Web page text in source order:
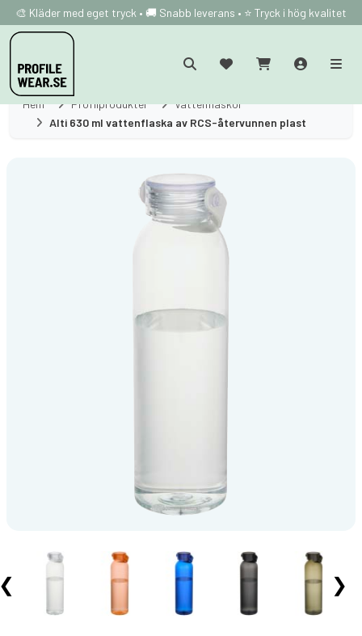
🎨 Kläder med eget tryck • 🚚 Snabb leverans • ⭐ Tryck i hög kvalitet
Hem Profilprodukter
Vattenflaskor
Alti 630 ml vattenflaska av RCS-återvunnen plast
❯